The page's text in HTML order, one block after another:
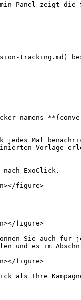
Panel zeigt
tracking.md)
namens
jedes Mal
Vorlage
ExoClick.
figure>
figure>
Sie auch
und es im
figure>
Ihre